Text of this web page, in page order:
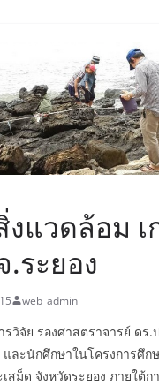
แวดล้อม เ
.ระยอง
web_admin
วิจัย รองศาสตราจารย์ ดร.
และนักศึกษาในโครงการศึก
เสม็ด จังหวัดระยอง ภายใต้